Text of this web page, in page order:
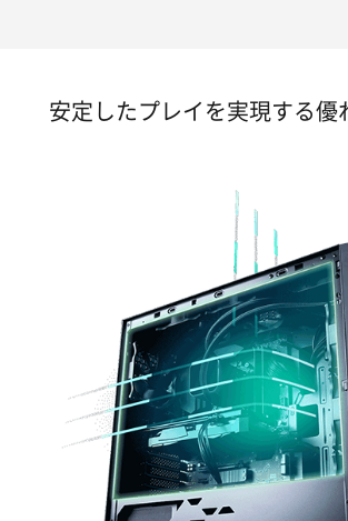
安定したプレイを実現する優